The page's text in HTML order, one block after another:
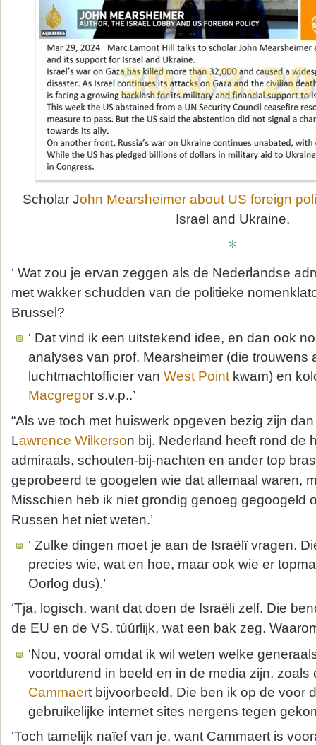
Scholar John Mearsheimer about US foreign
Israel and Ukraine.
*
‘ Wat zou je ervan zeggen als de Nederlandse
met wakker schudden van de politieke
Brussel?
‘ Dat vind ik een uitstekend idee, en dan ook
analyses van prof. Mearsheimer (die trouwens
luchtmachtofficier van West Point kwam) en
Macgregor s.v.p..’
“Als we toch met huiswerk opgeven bezig zijn
Lawrence Wilkerson bij. Nederland heeft rond de
admiraals, schouten-bij-nachten en ander top
geprobeerd te googelen wie dat allemaal waren,
Misschien heb ik niet grondig genoeg gegoogeld
Russen het niet weten.’
‘ Zulke dingen moet je aan de Israëlï vragen.
precies wie, wat en hoe, maar ook wie er
Oorlog dus).’
‘Tja, logisch, want dat doen de Israëli zelf. Die
de EU en de VS, túúrlijk, wat een bak zeg.
‘Nou, vooral omdat ik wil weten welke
voortdurend in beeld en in de media zijn, zoals
Cammaert bijvoorbeeld. Die ben ik op de voor
gebruikelijke internet sites nergens tegen
‘Toch tamelijk naïef van je, want Cammaert is